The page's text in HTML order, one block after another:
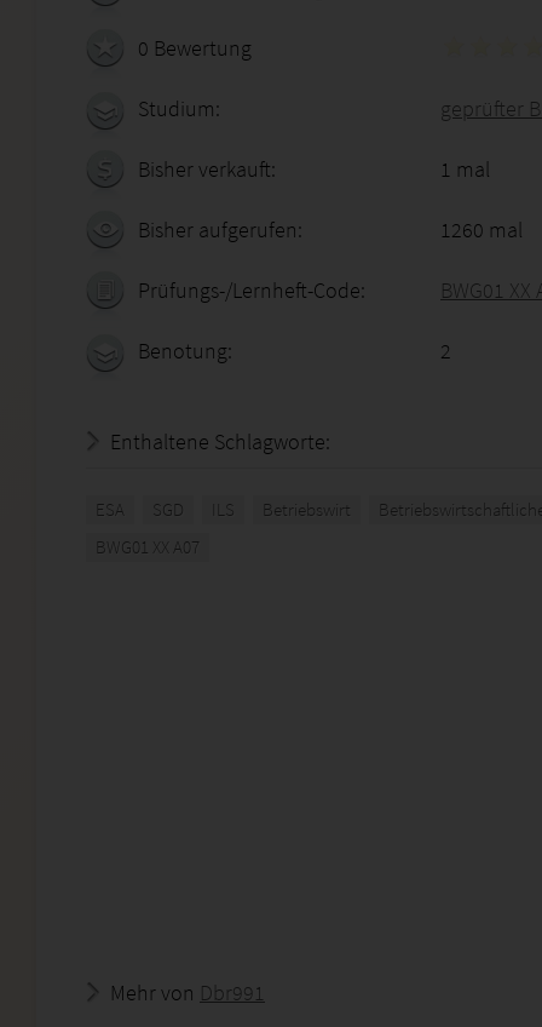
0 Bewertung
Studium: geprüfter
Bisher verkauft: 1 mal
Bisher aufgerufen: 1260 mal
Prüfungs-/Lernheft-Code: BWG01 XX
Benotung: 2
Enthaltene Schlagworte:
ESA SGD ILS Betriebswirt
BWG01 XX A07
Mehr von Dbr991